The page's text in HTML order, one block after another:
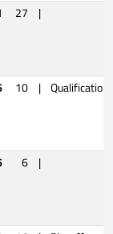
27 |
10 | Qualification
6 |